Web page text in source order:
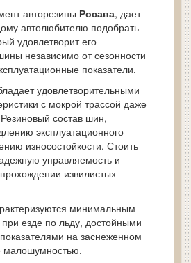
авторезины Росава, дает
автолюбителю подобрать
удовлетворит его
независимо от сезонности
показатели.
удовлетворительными
с мокрой трассой даже
состав шин,
эксплуатационного
износостойкости. Стоить
управляемость и
извилистых
минимальным
езде по льду, достойными
на заснеженном
малошумностью.